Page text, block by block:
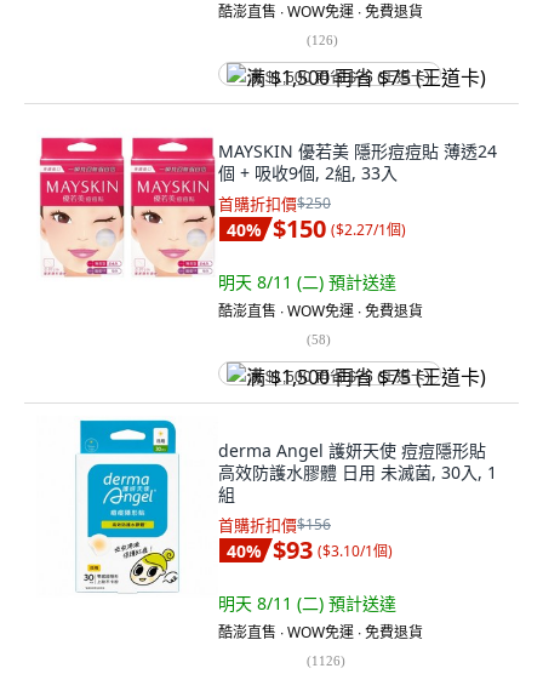
酷澎直售 ∙ WOW免運 ∙ 免費退貨
(126)
满 $1,500 再省 $75 (王道卡)
MAYSKIN 優若美 隱形痘痘貼 薄透24
個 + 吸收9個, 2組, 33入
首購折扣價$250
40% $150 ($2.27/1個)
明天 8/11 (二) 預計送達
酷澎直售 ∙ WOW免運 ∙ 免費退貨
(58)
满 $1,500 再省 $75 (王道卡)
derma Angel 護妍天使 痘痘隱形貼
高效防護水膠體 日用 未滅菌, 30入, 1
組
首購折扣價$156
40% $93 ($3.10/1個)
明天 8/11 (二) 預計送達
酷澎直售 ∙ WOW免運 ∙ 免費退貨
(1126)